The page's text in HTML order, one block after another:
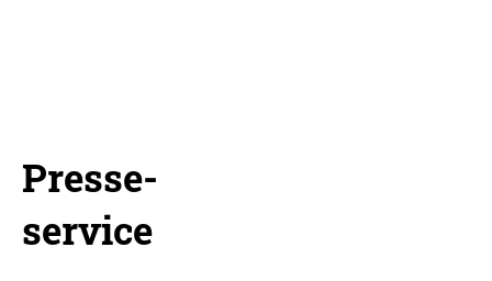
Presse-
service